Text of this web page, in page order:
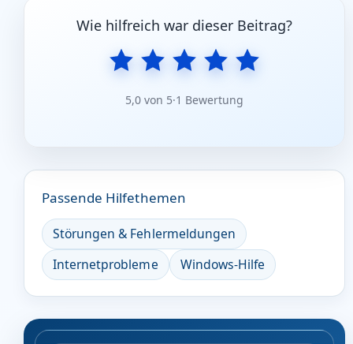
Wie hilfreich war dieser Beitrag?
5,0 von 5·1 Bewertung
Passende Hilfethemen
Störungen & Fehlermeldungen
Internetprobleme
Windows-Hilfe